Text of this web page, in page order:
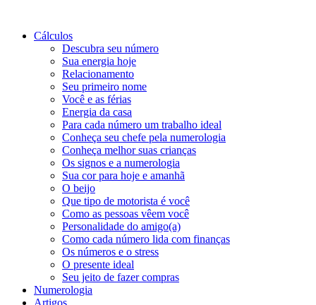
Cálculos
Descubra seu número
Sua energia hoje
Relacionamento
Seu primeiro nome
Você e as férias
Energia da casa
Para cada número um trabalho ideal
Conheça seu chefe pela numerologia
Conheça melhor suas crianças
Os signos e a numerologia
Sua cor para hoje e amanhã
O beijo
Que tipo de motorista é você
Como as pessoas vêem você
Personalidade do amigo(a)
Como cada número lida com finanças
Os números e o stress
O presente ideal
Seu jeito de fazer compras
Numerologia
Artigos